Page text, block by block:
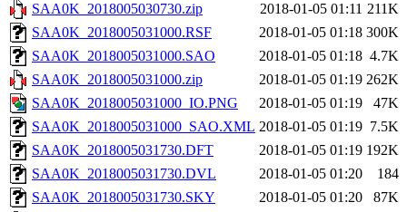
SAA0K_2018005030730.zip
2018-01-05 01:11 211K
SAA0K_2018005031000.RSF
2018-01-05 01:18 300K
SAA0K_2018005031000.SAO
2018-01-05 01:18 4.7K
SAA0K_2018005031000.zip
2018-01-05 01:19 262K
SAA0K_2018005031000_IO.PNG
2018-01-05 01:19
47K
SAA0K_2018005031000_SAO.XML 2018-01-05 01:19 7.5K
SAA0K_2018005031730.DFT
2018-01-05 01:19 192K
SAA0K_2018005031730.DVL
2018-01-05 01:20
184
SAA0K_2018005031730.SKY
2018-01-05 01:20
87K